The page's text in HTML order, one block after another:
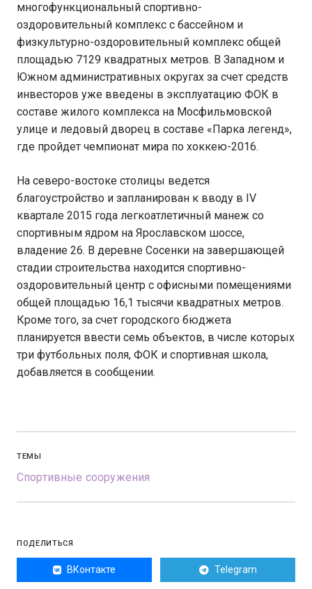
многофункциональный спортивно-
оздоровительный комплекс с бассейном и
физкультурно-оздоровительный комплекс общей
площадью 7129 квадратных метров. В Западном и
Южном административных округах за счет средств
инвесторов уже введены в эксплуатацию ФОК в
составе жилого комплекса на Мосфильмовской
улице и ледовый дворец в составе «Парка легенд»,
где пройдет чемпионат мира по хоккею-2016.
На северо-востоке столицы ведется
благоустройство и запланирован к вводу в IV
квартале 2015 года легкоатлетичный манеж со
спортивным ядром на Ярославском шоссе,
владение 26. В деревне Сосенки на завершающей
стадии строительства находится спортивно-
оздоровительный центр с офисными помещениями
общей площадью 16,1 тысячи квадратных метров.
Кроме того, за счет городского бюджета
планируется ввести семь объектов, в числе которых
три футбольных поля, ФОК и спортивная школа,
добавляется в сообщении.
ТЕМЫ
Спортивные сооружения
ПОДЕЛИТЬСЯ
ВКонтакте Telegram